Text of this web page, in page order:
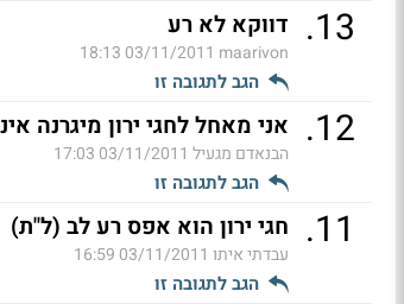
13
. דווקא לא רע
maarivon
03/11/2011 18:13
הגב לתגובה זו
12
. אני מאחל לחגי ירון מיגרנה
הבנאדם מגעיל 03/11/2011 17:03
הגב לתגובה זו
11
. חגי ירון הוא אפס רע לב (ל"ת)
עבדתי איתו 03/11/2011 16:59
הגב לתגובה זו